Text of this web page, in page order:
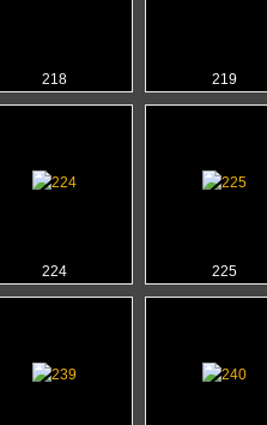
218 219
224 225